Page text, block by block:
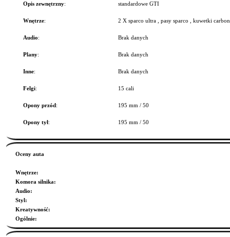
Opis zewnętrzny: standardowe GTI
Wnętrze: 2 X sparco ultra , pasy sparco , kuwetki
Audio: Brak danych
Plany: Brak danych
Inne: Brak danych
Felgi: 15 cali
Opony przód: 195 mm / 50
Opony tył: 195 mm / 50
Oceny auta
Wnętrze:
Komora silnika:
Audio:
Styl:
Kreatywność:
Ogólnie: